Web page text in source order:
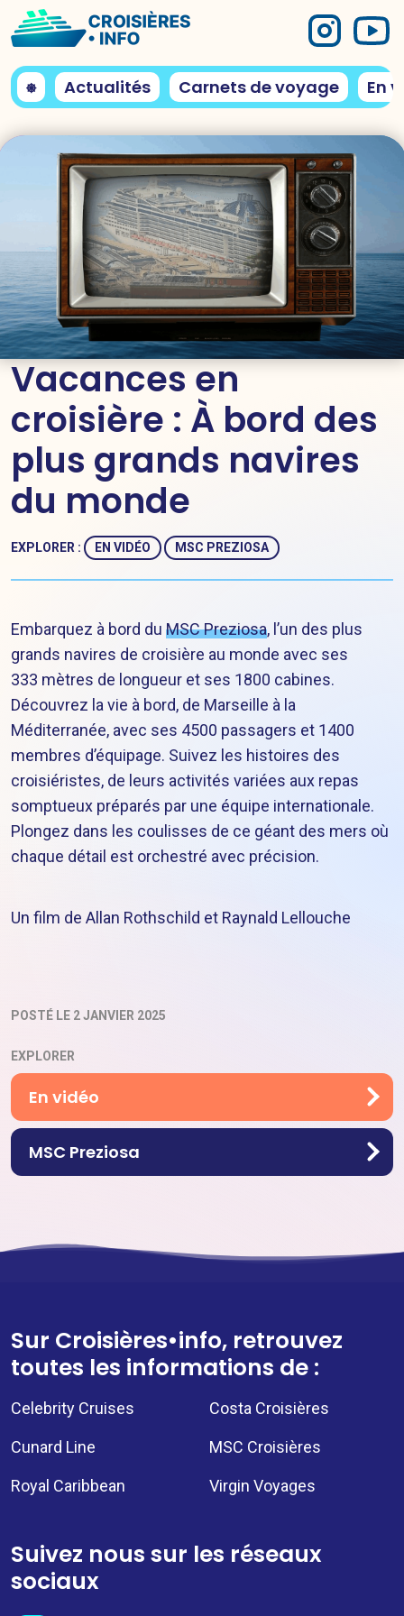
⎈ Actualités Carnets de voyage En
Vacances en
croisière : À bord des
plus grands navires
du monde
EXPLORER : EN VIDÉO MSC PREZIOSA
Embarquez à bord du MSC Preziosa, l’un des plus
grands navires de croisière au monde avec ses
333 mètres de longueur et ses 1800 cabines.
Découvrez la vie à bord, de Marseille à la
Méditerranée, avec ses 4500 passagers et 1400
membres d’équipage. Suivez les histoires des
croisiéristes, de leurs activités variées aux repas
somptueux préparés par une équipe internationale.
Plongez dans les coulisses de ce géant des mers où
chaque détail est orchestré avec précision.
Un film de Allan Rothschild et Raynald Lellouche
POSTÉ LE 2 JANVIER 2025
EXPLORER
En vidéo
MSC Preziosa
Sur Croisières•info, retrouvez
toutes les informations de :
Celebrity Cruises Costa Croisières
Cunard Line MSC Croisières
Royal Caribbean Virgin Voyages
Suivez nous sur les réseaux
sociaux